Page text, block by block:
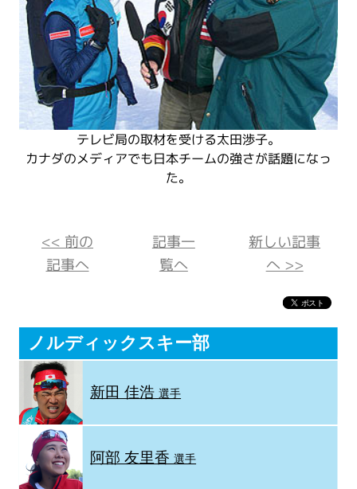
テレビ局の取材を受ける太田渉子。
カナダのメディアでも日本チームの強さが話題になっ
た。
<< 前の
記事へ
記事一
覧へ
新しい記事
へ >>
ノルディックスキー部
新田 佳浩選手
阿部 友里香選手